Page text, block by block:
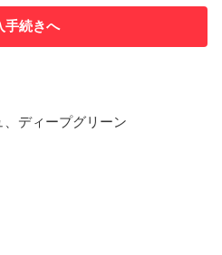
手続きへ
ディープグリーン